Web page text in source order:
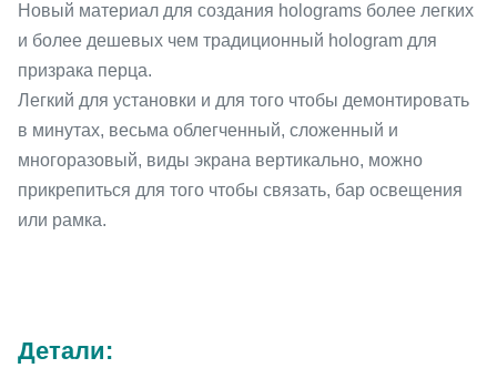
Новый материал для создания holograms более легких
и более дешевых чем традиционный hologram для
призрака перца.
Легкий для установки и для того чтобы демонтировать
в минутах, весьма облегченный, сложенный и
многоразовый, виды экрана вертикально, можно
прикрепиться для того чтобы связать, бар освещения
или рамка.
Детали: